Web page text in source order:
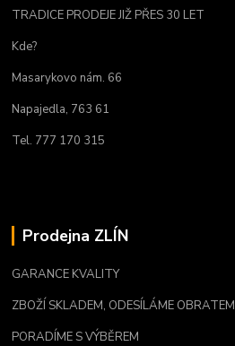
TRADICE PRODEJE JIŽ PŘES 30 LET
Kde?
Masarykovo nám. 66
Napajedla, 763 61
Tel. 777 170 315
Prodejna ZLÍN
GARANCE KVALITY
ZBOŽÍ SKLADEM, ODESÍLÁME OBRATEM
PORADÍME S VÝBĚREM